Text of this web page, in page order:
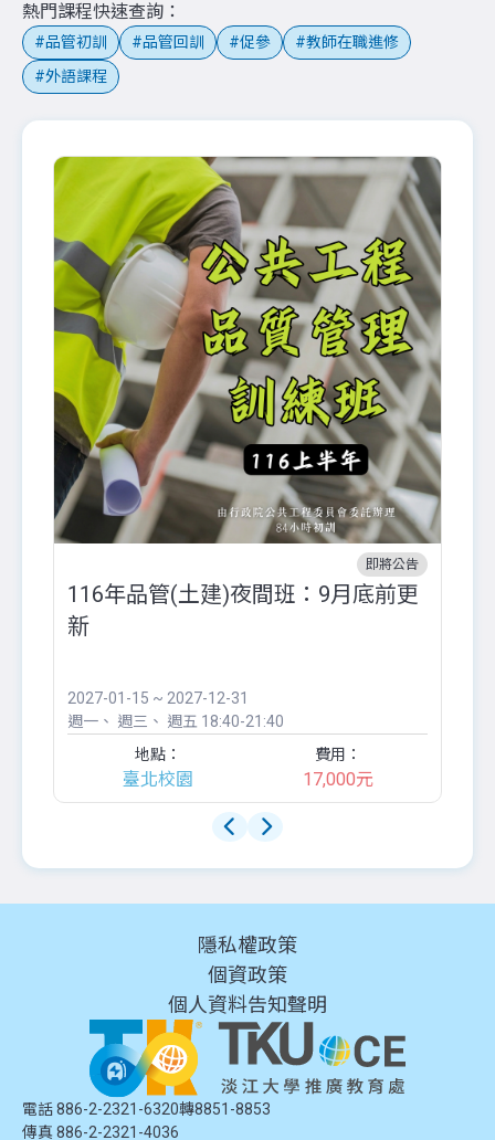
熱門課程快速查詢
品管初訓 品管回訓 促參
教師在職進修
外語課程
即將公告
116年品管(土建)夜間班：9月底前更
新
2027-01-15 ~ 2027-12-31
週一
週三 週五 18:40-21:40
地點：
臺北校園
費用：
17,000元
隱私權政策
個資政策
個人資料告知聲明
電話 886-2-2321-6320轉8851-8853
傳真 886-2-2321-4036